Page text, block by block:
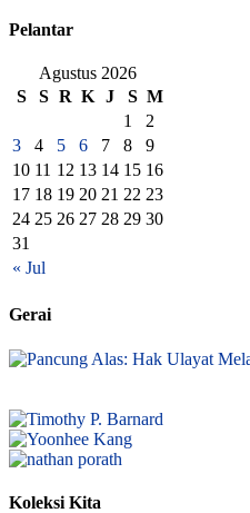
Pelantar
Agustus 2026
S
S R K J S M
« Jul
1
2
3
4 5 6 7 8
9
10 11 12 13 14 15 16
17 18 19 20 21 22 23
24 25 26 27 28 29 30
31
Gerai
Koleksi Kita